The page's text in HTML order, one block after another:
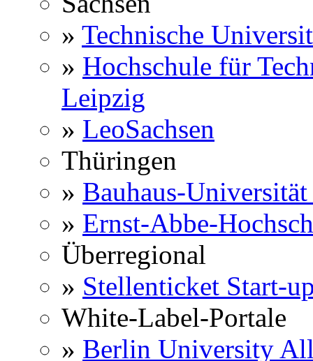
» Technische
» Hochschule für
Leipzig
» LeoSachsen
Thüringen
» Bauhaus-
» Ernst-Abbe-
Überregional
» Stellenticket Start-
White-Label-Portale
» Berlin University